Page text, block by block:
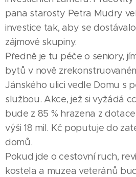
pana starosty Petra Mudry
investice tak, aby se
zájmové skupiny.
Předně je tu péče o seniory,
bytů v nově
Jánského ulici vedle Domu s
službou. Akce, jež si vyžádá
bude z 85 % hrazena z
výši 18 mil. Kč poputuje do
domů.
Pokud jde o cestovní ruch,
kostela a muzea veteránů